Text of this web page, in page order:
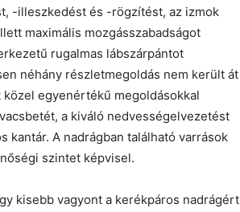
-illeszkedést és -rögzítést, az izmok
maximális mozgásszabadságot
rugalmas lábszárpántot
néhány részletmegoldás nem került át
egyenértékű megoldásokkal
a kiváló nedvességelvezetést
kantár. A nadrágban található varrások
szintet képvisel.
kisebb vagyont a kerékpáros nadrágért